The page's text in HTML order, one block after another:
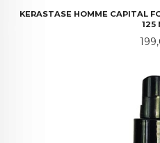
KERASTASE HOMME CAPITAL
125
Pris